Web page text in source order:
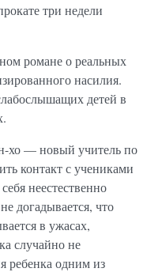
три недели
романе о реальных
насилия.
детей в
хо — новый учитель по
контакт с учениками
неестественно
догадывается, что
в ужасах,
случайно не
ребенка одним из